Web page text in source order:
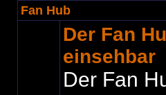
Fan Hub
Der Fan
einsehbar
Der Fan